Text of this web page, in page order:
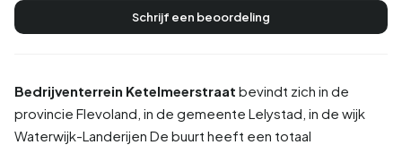
Bedrijventerrein Ketelmeerstraat bevindt zich in de
provincie Flevoland , in de gemeente Lelystad , in de wijk
Waterwijk-Landerijen De buurt heeft een totaal
Schrijf een beoordeling